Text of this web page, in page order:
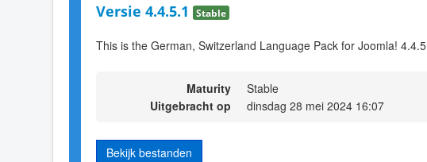
Versie 4.4.5.1 Stable
This is the German, Switzerland Language Pack for Joomla! 4.4.5
Maturity
Stable
Uitgebracht op
dinsdag 28 mei 2024 16:07
Bekijk bestanden